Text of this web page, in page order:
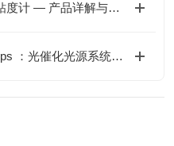
Anton Paar ViscoQC 300 旋转粘度计 — 产品详解与选型指南
Lumidox® II LED Arrays & Lamps ：光催化光源系统技术解析